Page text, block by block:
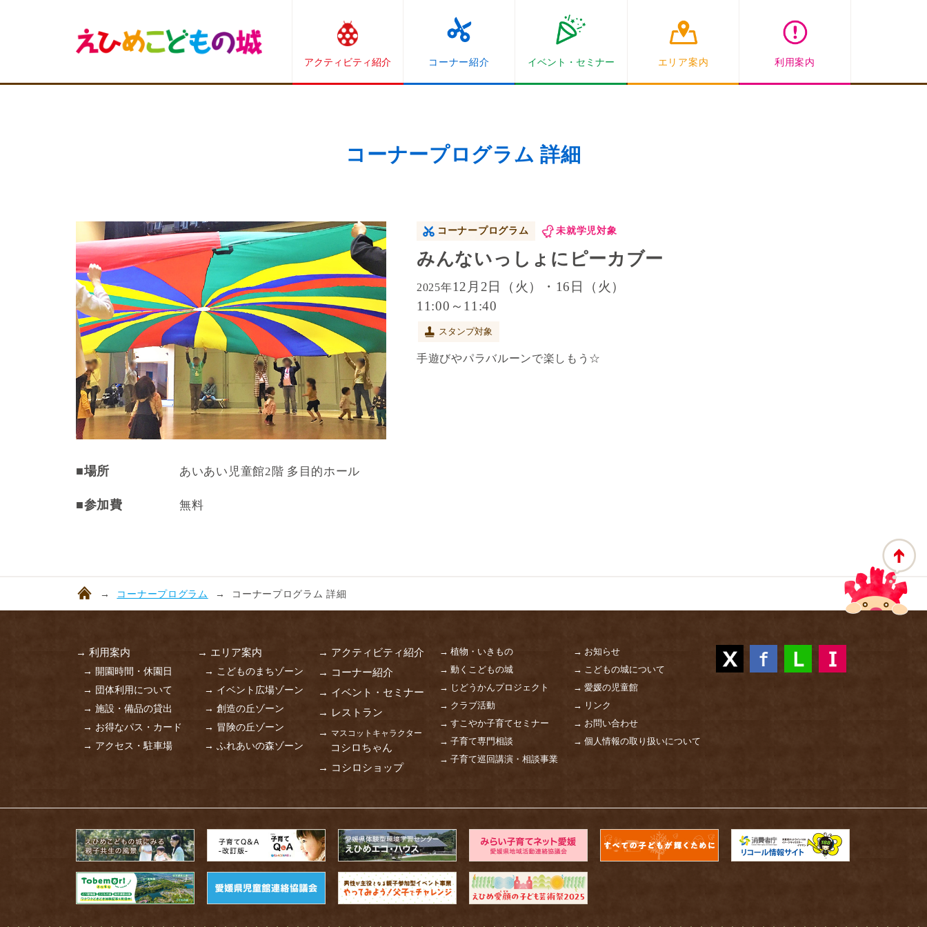
アクティビティ紹介 コーナー紹介 イベント・ セミナー エリア案内 利用案内
コーナープログラム 詳細
コーナープログラム 未就学児対象
みんないっしょにピーカブー
2025年12月2日（火）・16日（火）
11:00～11:40
スタンプ対象
手遊びやパラバルーンで楽しもう☆
■場所 あいあい児童館2階 多目的ホール
■参加費 無料
コーナープログラム コーナープログラム 詳細
→ 利用案内
→ 開園時間・休園日
→ 団体利用について
→ 施設・備品の貸出
→ お得なパス・カード
→ アクセス・駐車場
→ エリア案内
→ こどものまちゾーン
→ イベント広場ゾーン
→ 創造の丘ゾーン
→ 冒険の丘ゾーン
→ ふれあいの森ゾーン
→ アクティビティ紹介
→ コーナー紹介
→ イベント・セミナー
→ レストラン
→ マスコットキャラクター
コシロちゃん
→ コシロショップ
→ 植物・いきもの
→ 動くこどもの城
→ じどうかんプロジェクト
→ クラブ活動
→ すこやか子育てセミナー
→ 子育て専門相談
→ 子育て巡回講演・相談事業
→ お知らせ
→ こどもの城について
→ 愛媛の児童館
→ リンク
→ お問い合わせ
→ 個人情報の取り扱いについて